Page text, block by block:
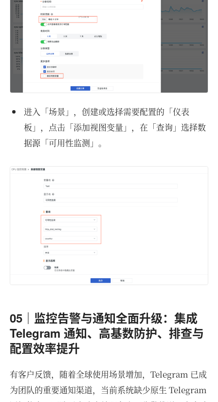
进入「场景」，创建或选择需要配置的「仪表
板」，点击「添加视图变量」，在「查询」选择数
据源「可用性监测」。
05｜监控告警与通知全面升级：集成
Telegram 通知、高基数防护、排查与
配置效率提升
有客户反馈，随着全球使用场景增加，Telegram 已成
为团队的重要通知渠道，当前系统缺少原生 Telegram